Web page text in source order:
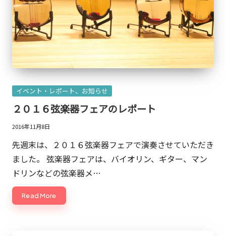
こ
の
ブ
ロ
グ
『ク
リ
テ
ィ
ブ
×
ビ
Posted
イベント・レポート、お知らせ
２０１６弦楽器フェアのレポート
2016年11月8日
先週末は、２０１６弦楽器フェアで演奏させていただき
ました。 弦楽器フェアは、バイオリン、ギター、マン
ドリンなどの弦楽器メ…
Read More